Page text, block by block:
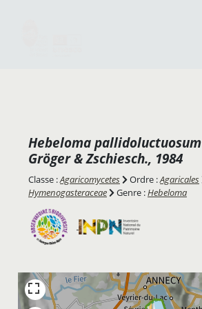
Hebeloma pallidoluctuosum
Gröger & Zschiesch., 1984
Classe :Agaricomycetes Ordre :Agaricales
Hymenogasteraceae
Genre :Hebeloma